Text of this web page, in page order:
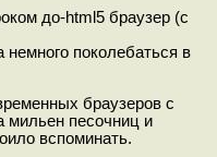
до-html5 браузер (с
немного поколебаться в
браузеров с
мильен песочниц и
вспоминать.